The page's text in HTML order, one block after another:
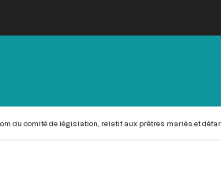
du comité de législation, relatif aux prêtres mariés et